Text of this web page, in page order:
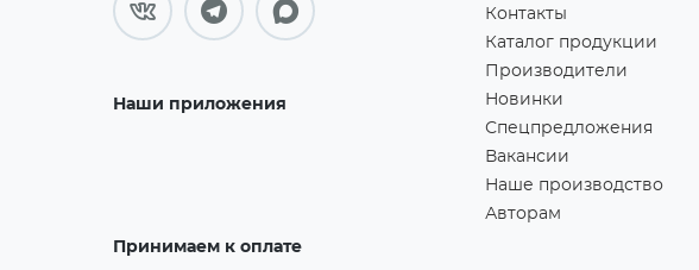
Наши приложения
Принимаем к оплате
Контакты
Каталог продукции
Производители
Новинки
Спецпредложения
Вакансии
Наше производство
Авторам